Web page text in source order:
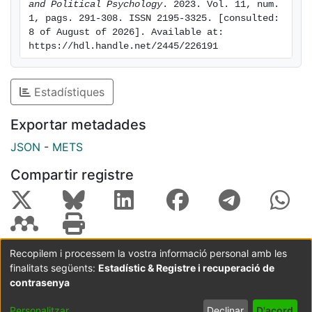
independentist conflicts.
and Political Psychology. 2023. Vol. 11, num.
1, pags. 291-308. ISSN 2195-3325. [consulted:
8 of August of 2026]. Available at:
https://hdl.handle.net/2445/226191
Estadístiques
Exportar metadades
JSON - METS
Compartir registre
Coordinació:CRAI UB Avís legal
Metadades
subjectes a:
Configuració
Recopilem i processem la vostra informació personal amb les
finalitats següents: Estadístic & Registre i recuperació de
contrasenya